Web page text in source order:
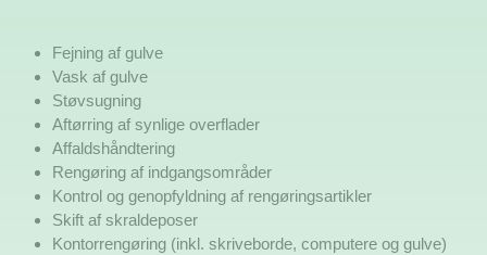
Fejning af gulve
Vask af gulve
Støvsugning
Aftørring af synlige overflader
Affaldshåndtering
Rengøring af indgangsområder
Kontrol og genopfyldning af rengøringsartikler
Skift af skraldeposer
Kontorrengøring (inkl. skriveborde, computere og gulve)